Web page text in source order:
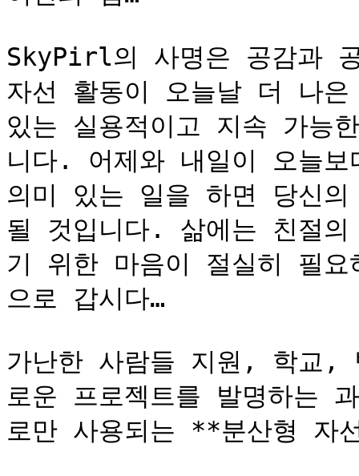
SkyPirl의 사명은 공감과
자선 활동이 오늘날 더 나
있는 실용적이고 지속 가능
니다. 어제와 내일이 오늘
의미 있는 일을 하면 당신
될 것입니다. 삶에는 친절
기 위한 마음이 절실히 필
으로 갑시다…
가난한 사람들 지원, 학교,
로운 프로젝트를 발명하는
로만 사용되는 **분산형